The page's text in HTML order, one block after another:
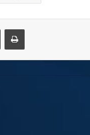
Compartir por correo electrónicoImprimir